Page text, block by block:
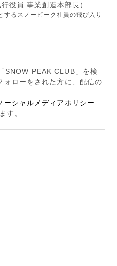
役員 事業創造本部長）
るスノーピーク社員の飛び入り
SNOW PEAK CLUB」を検
ォローをされた方に、配信の
ーシャルメディアポリシー
す。